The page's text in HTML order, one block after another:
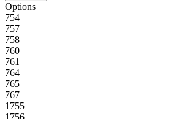
Options
754
757
758
760
761
764
765
767
1755
1756